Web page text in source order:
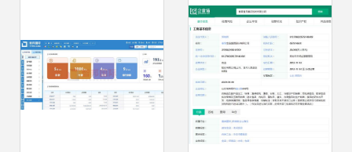
ERP为例的评估框
架